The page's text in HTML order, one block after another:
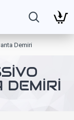
Demiri
DEMIRI